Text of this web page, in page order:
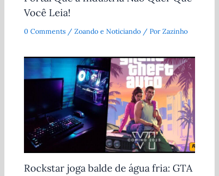
Você Leia!
0 Comments / Zoando e Noticiando/ Por Zazinho
Rockstar joga balde de água fria: GTA